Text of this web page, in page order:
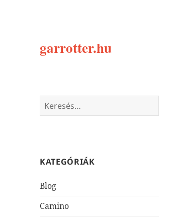
garrotter.hu
Keresés:
KATEGÓRIÁK
Blog
Camino